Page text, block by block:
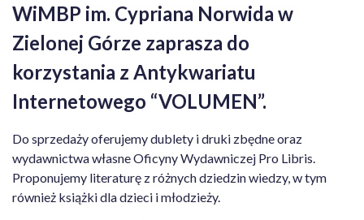
WiMBP im. Cypriana Norwida w
Zielonej Górze zaprasza do
korzystania z Antykwariatu
Internetowego “VOLUMEN”.
Do sprzedaży oferujemy dublety i druki zbędne oraz
wydawnictwa własne Oficyny Wydawniczej Pro Libris.
Proponujemy literaturę z różnych dziedzin wiedzy, w tym
również książki dla dzieci i młodzieży.